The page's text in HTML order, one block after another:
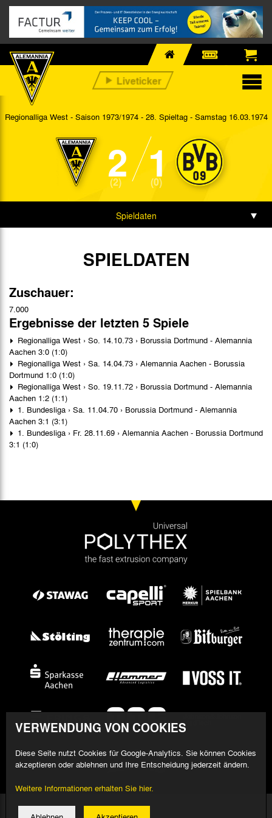
Regionalliga West - Saison 1973/1974 - 28. Spieltag - Samstag 16.03.1974
2
(2) 1
(0)
Spieldaten
SPIELDATEN
Zuschauer:
7.000
Ergebnisse der letzten 5 Spiele
Regionalliga West › So. 14.10.73 › Borussia Dortmund - Alemannia
Aachen 3:0 (1:0)
Regionalliga West › Sa. 14.04.73 › Alemannia Aachen - Borussia
Dortmund 1:0 (1:0)
Regionalliga West › So. 19.11.72 › Borussia Dortmund - Alemannia
Aachen 1:2 (1:1)
1. Bundesliga › Sa. 11.04.70 › Borussia Dortmund - Alemannia
Aachen 3:1 (3:1)
1. Bundesliga › Fr. 28.11.69 › Alemannia Aachen - Borussia Dortmund
3:1 (1:0)
© 2026 Alemannia Aachen - Alle Rechte vorbehalten
VERWENDUNG VON COOKIES
Diese Seite nutzt Cookies für Google-Analytics. Sie können Cookies
akzeptieren oder ablehnen und Ihre Entscheidung jederzeit ändern.
Weitere Informationen erhalten Sie hier.